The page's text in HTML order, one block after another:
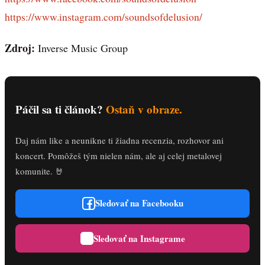
https://www.instagram.com/soundsofdelusion/
Zdroj: Inverse Music Group
Páčil sa ti článok? Ostaň v obraze.
Daj nám like a neunikne ti žiadna recenzia, rozhovor ani
koncert. Pomôžeš tým nielen nám, ale aj celej metalovej
komunite. 🤘
Sledovať na Facebooku
Sledovať na Instagrame